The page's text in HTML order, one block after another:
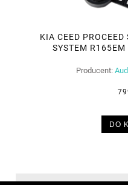
KIA CEED
SYSTEM
Producent:
DO